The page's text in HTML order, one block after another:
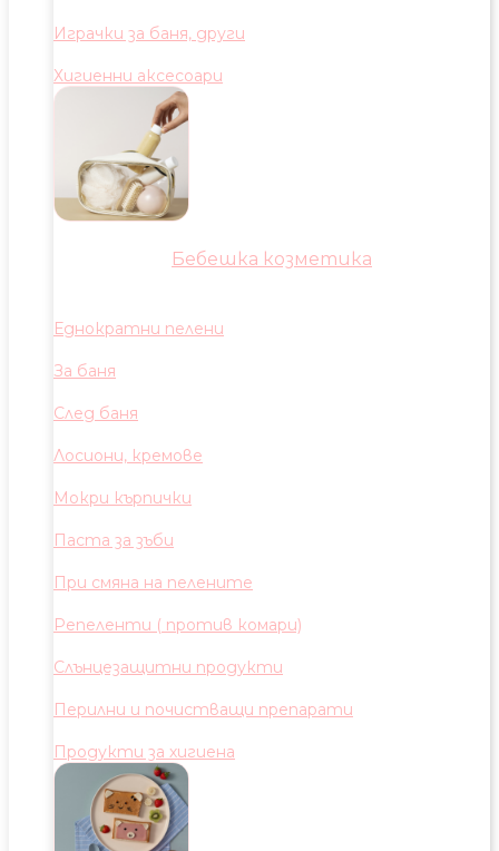
Играчки за баня, други
Хигиенни аксесоари
Бебешка козметика
Еднократни пелени
За баня
След баня
Лосиони, кремове
Мокри кърпички
Паста за зъби
При смяна на пелените
Репеленти ( против комари)
Слънцезащитни продукти
Перилни и почистващи препарати
Продукти за хигиена